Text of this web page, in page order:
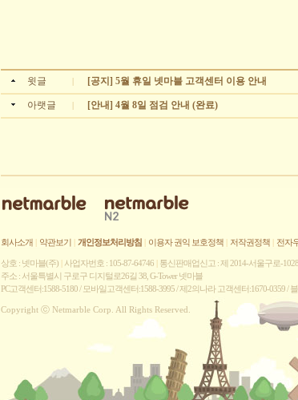
윗글 | [공지] 5월 휴일 넷마블 고객센터 이용 안내
아랫글 | [안내] 4월 8일 점검 안내 (완료)
회사소개 | 약관보기 | 개인정보처리방침 | 이용자 권익 보호정책 | 저작권정책 | 전자
상호 : 넷마블(주) | 사업자번호 : 105-87-64746 | 통신판매업신고 : 제 2014-서울구로-
주소 : 서울특별시 구로구 디지털로26길 38, G-Tower 넷마블
PC고객센터:1588-5180 / 모바일고객센터:1588-3995 / 제2의나라 고객센터:1670-0359
Copyright ⓒ Netmarble Corp. All Rights Reserved.